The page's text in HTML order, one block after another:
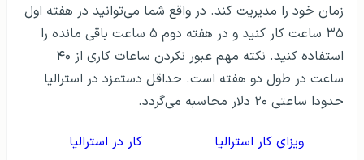
زمان خود را مدیریت کند. در واقع شما می‌توانید در هفته اول
۳۵ ساعت کار کنید و در هفته دوم ۵ ساعت باقی مانده را
استفاده کنید. نکته مهم عبور نکردن ساعات کاری از ۴۰
ساعت در طول دو هفته است. حداقل دستمزد در استرالیا
حدودا ساعتی ۲۰ دلار محاسبه می‌گردد.
ویزای کار استرالیا کار در استرالیا